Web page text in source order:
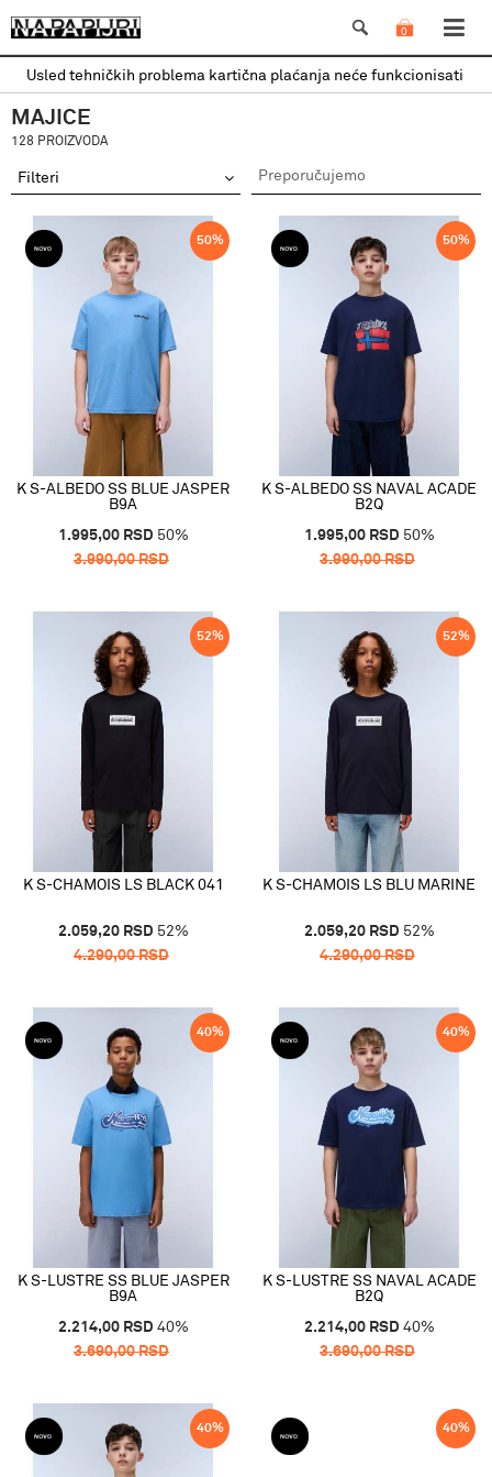
0
Usled tehničkih problema kartična plaćanja neće funkcionisati
Filteri
MAJICE
128 PROIZVODA
50%
K S-ALBEDO SS BLUE JASPER
B9A
1.995,00 RSD 50%
3.990,00RSD
50%
K S-ALBEDO SS NAVAL ACADE
B2Q
1.995,00 RSD 50%
3.990,00RSD
52%
K S-CHAMOIS LS BLACK 041
2.059,20 RSD 52%
4.290,00RSD
52%
K S-CHAMOIS LS BLU MARINE
2.059,20 RSD 52%
4.290,00RSD
40%
K S-LUSTRE SS BLUE JASPER
B9A
2.214,00 RSD 40%
3.690,00RSD
40%
K S-LUSTRE SS NAVAL ACADE
B2Q
2.214,00 RSD 40%
3.690,00RSD
40% 40%